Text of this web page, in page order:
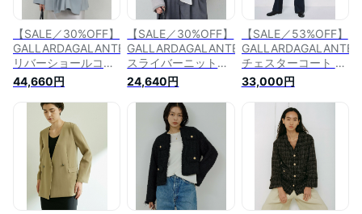
【SALE／30%OFF】
GALLARDAGALANTE
リバーショールコー
ト ガリャルダガラン
テ ジャケット・アウ
ター その他のジャケ
ット・アウター ブラ
ウン イエロー【送料
無料】
44,660円
【SALE／30%OFF】
GALLARDAGALANTE
スライバーニットジ
ャケット ガリャルダ
ガランテ ジャケッ
ト・アウター その他
のジャケット・アウ
ター ブラック【送料
無料】
24,640円
【SALE／53%OFF】
GALLARDAGALANTE
チェスターコート ガ
リャルダガランテ ジ
ャケット・アウター
その他のジャケッ
ト・アウター ブラウ
ン グレー【送料無
33,000円